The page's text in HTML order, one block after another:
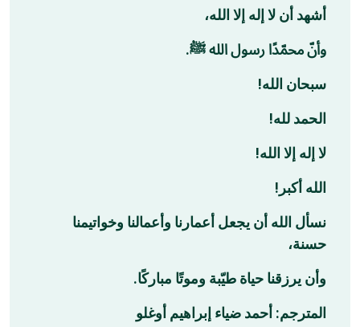
أشهد أن لا إله إلا الله،
وأنّ محمّدًا رسول الله ﷺ.
سبحان الله!
الحمد لله!
لا إله إلا الله!
الله أكبر!
نسأل الله أن يجعل أعمارنا وأعمالنا وخواتيمنا
حسنة،
وأن يرزقنا حياة طيّبة وموتًا مباركًا.
المترجم: أحمد ضياء إبراهيم أوغلو